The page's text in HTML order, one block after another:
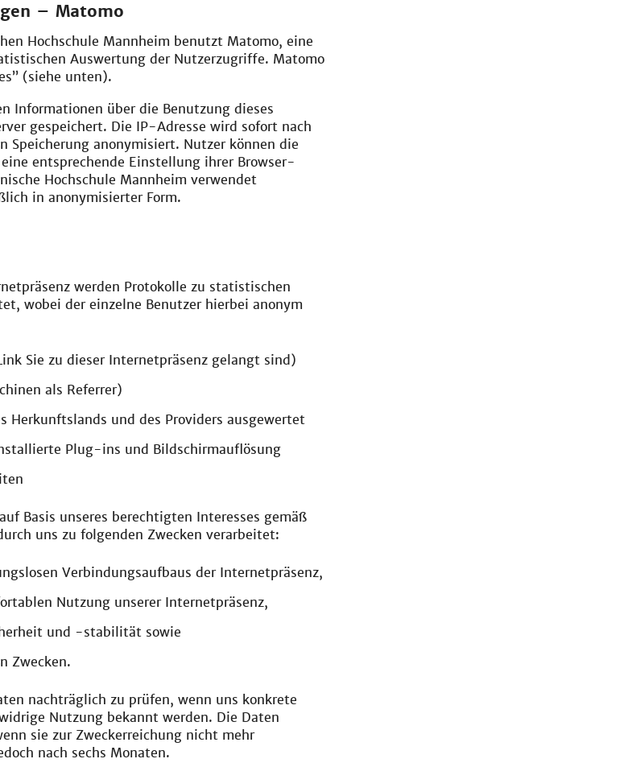
– Matomo
Hochschule Mannheim benutzt Matomo, eine
Auswertung der Nutzerzugriffe. Matomo
(siehe unten).
Informationen über die Benutzung dieses
gespeichert. Die IP-Adresse wird sofort nach
Speicherung anonymisiert. Nutzer können die
entsprechende Einstellung ihrer Browser-
Hochschule Mannheim verwendet
in anonymisierter Form.
werden Protokolle zu statistischen
wobei der einzelne Benutzer hierbei anonym
Sie zu dieser Internetpräsenz gelangt sind)
als Referrer)
Herkunftslands und des Providers ausgewertet
Plug-ins und Bildschirmauflösung
Basis unseres berechtigten Interesses gemäß
uns zu folgenden Zwecken verarbeitet:
Verbindungsaufbaus der Internetpräsenz,
Nutzung unserer Internetpräsenz,
und -stabilität sowie
Zwecken.
nachträglich zu prüfen, wenn uns konkrete
Nutzung bekannt werden. Die Daten
sie zur Zweckerreichung nicht mehr
nach sechs Monaten.